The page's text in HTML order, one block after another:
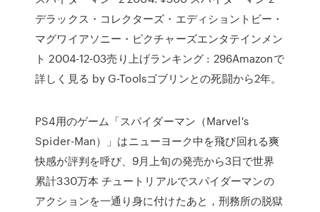
デラックス・コレクターズ・エディショントビー・
マグワイアソニー・ピクチャーズエンタテインメン
ト 2004-12-03売り上げランキング : 296Amazonで
詳しく見る by G-Toolsゴブリンとの死闘から2年。
PS4用のゲーム「スパイダーマン（Marvel's
Spider-Man）」はニューヨーク中を飛び回れる爽
快感が評判を呼び、9月上旬の発売から3日で世界
累計330万本 チュートリアルでスパイダーマンの
アクションを一通り身に付けたあと，刑務所の脱獄